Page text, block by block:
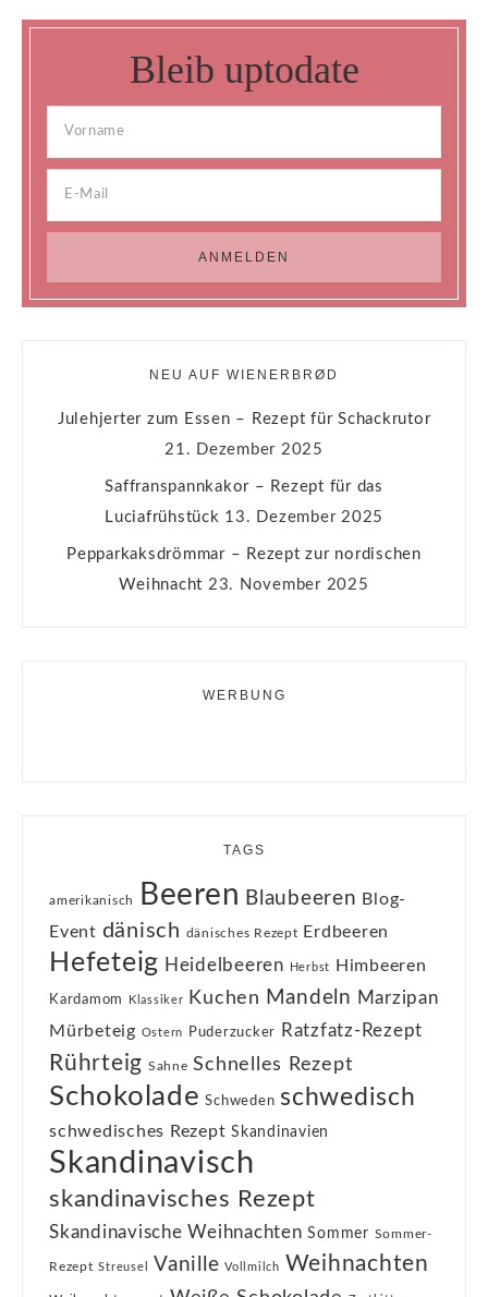
Bleib uptodate
NEU AUF WIENERBRØD
Julehjerter zum Essen – Rezept für Schackrutor
21. Dezember 2025
Saffranspannkakor – Rezept für das
Luciafrühstück 13. Dezember 2025
Pepparkaksdrömmar – Rezept zur nordischen
Weihnacht 23. November 2025
WERBUNG
TAGS
amerikanisch Beeren Blaubeeren Blog-
Event dänisch dänisches Rezept Erdbeeren
Hefeteig Heidelbeeren Herbst Himbeeren
Kardamom Klassiker Kuchen Mandeln
Marzipan
Mürbeteig Ostern Puderzucker Ratzfatz-Rezept
Rührteig Sahne Schnelles Rezept
Schokolade Schweden schwedisch
schwedisches Rezept Skandinavien
Skandinavisch
skandinavisches Rezept
Skandinavische Weihnachten Sommer Sommer-
Rezept Streusel Vanille Vollmilch Weihnachten